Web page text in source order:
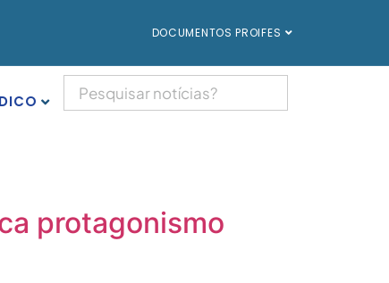
DOCUMENTOS PROIFES
protagonismo